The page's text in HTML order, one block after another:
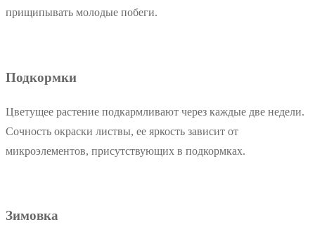
прищипывать молодые побеги.
Подкормки
Цветущее растение подкармливают через каждые две недели.
Сочность окраски листвы, ее яркость зависит от
микроэлементов, присутствующих в подкормках.
Зимовка